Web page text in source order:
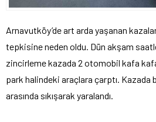
Arnavutköy’de art arda yaşanan
tepkisine neden oldu. Dün akşam
zincirleme kazada 2 otomobil kafa
park halindeki araçlara çarptı. Kazada
arasında sıkışarak yaralandı.